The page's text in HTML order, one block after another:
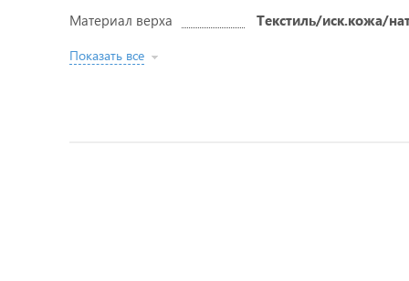
Материал верха
Текстиль/иск.кожа/
Показать все